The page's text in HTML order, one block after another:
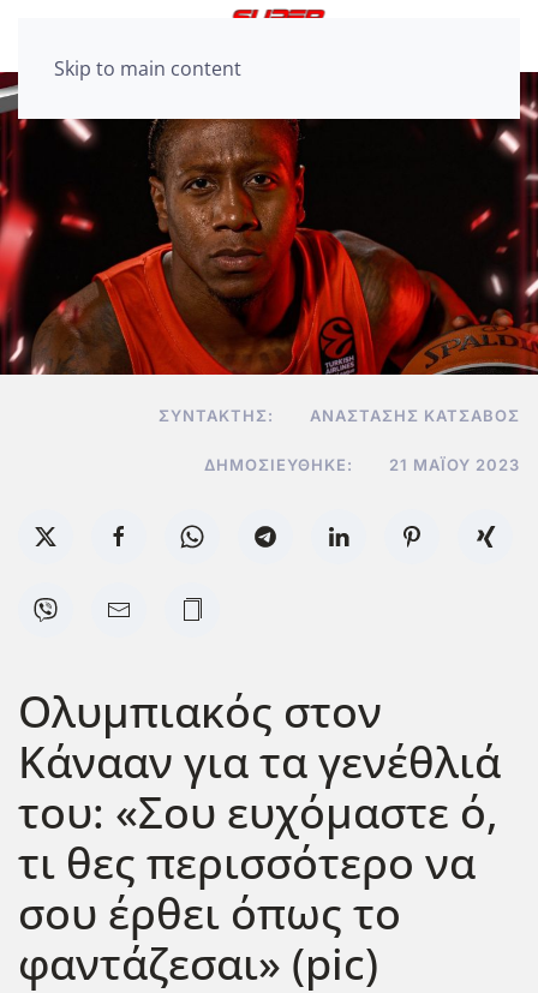
Skip to main content
ΣΥΝΤΆΚΤΗΣ: ΑΝΑΣΤΆΣΗΣ ΚΑΤΣΑΒΌΣ
ΔΗΜΟΣΙΕΎΘΗΚΕ: 21 ΜΑΪ́ΟΥ 2023
Ολυμπιακός στον
Κάνααν για τα γενέθλιά
του: «Σου ευχόμαστε ό,
τι θες περισσότερο να
σου έρθει όπως το
φαντάζεσαι» (pic)